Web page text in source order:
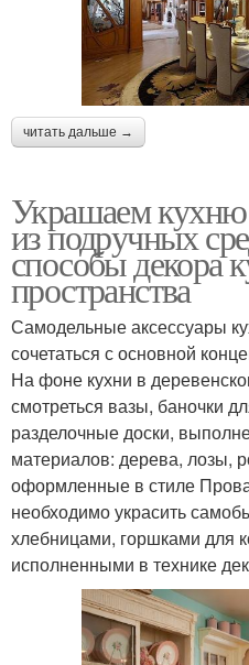
читать дальше →
Украшаем
из подручных
способы декора
пространства
Самодельные аксессуары
сочетаться с основной
На фоне кухни в
смотреться вазы, баночки
разделочные доски,
материалов: дерева, лозы,
оформленные в стиле
необходимо украсить
хлебницами, горшками для
исполненными в технике